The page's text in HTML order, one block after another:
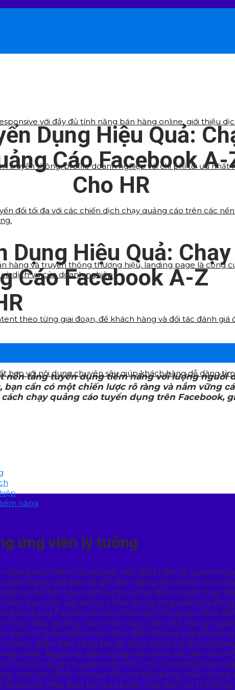
với đầy đủ tính năng bán hàng online, giới thiệu
truyền thông, profile doanh nghiệp với chi phí tối ưu nhất
đổi tối đa với các chiến dịch chạy quảng cáo trên các
hàng và truyền thông thương hiệu, landing page là công
dịch vụ của doanh nghiệp
theo từng giai đoạn, để khách hàng và đối tác đánh
hợp với nội dung chuyên sâu giúp khách hàng dễ dàng
Dụng Hiệu Quả:
Cáo Facebook A-
Cho HR
Dụng Hiệu Quả: Chạy
Cáo Facebook A-Z
nền tảng tuyển dụng tiềm năng với lượng người
cần có một chiến lược rõ ràng và nắm vững
chạy quảng cáo tuyển dụng trên Facebook,
năng
ứng viên lý tưởng
nào trên Facebook, việc đầu tiên và quan
dụng của bạn là gì? Bạn đang tìm kiếm vị trí
câu hỏi này một cách cụ thể để có một mục
bạn cần xây dựng chân dung ứng viên lý
sử dụng Facebook như thế nào? Họ quan tâm
tiêu quảng cáo chính xác, tiếp cận đúng
bạn có thể nhắm mục tiêu đến những người
diễn đàn về kỹ thuật. Bạn cũng có thể sử
nhất. Ngoài ra, bạn cũng nên xem xét đến văn
có kỹ năng chuyên môn tốt, mà còn phải hòa
việc xác định rõ mục tiêu và xây dựng chân
Nếu bạn bỏ qua bước này, bạn có thể